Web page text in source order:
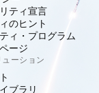
ティ宣言
のヒント
ィ・プログラム
ージ
ューション
ブラリ